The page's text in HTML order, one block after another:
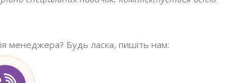
менеджера? Будь ласка, пишіть нам: